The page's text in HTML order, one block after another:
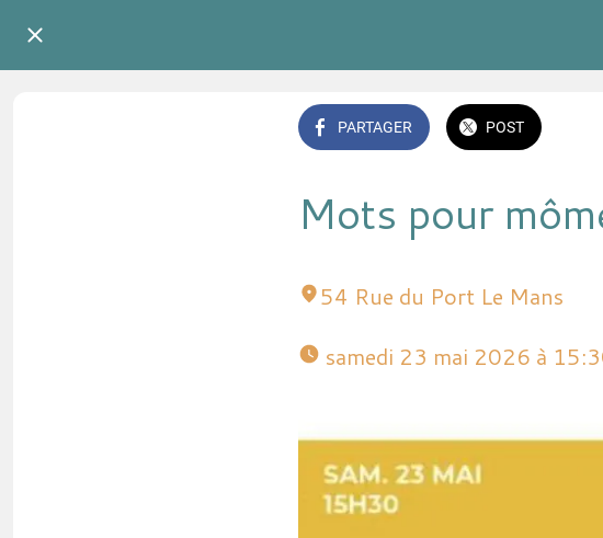
PARTAGER POST
Mots pour
54 Rue du Port Le Mans
samedi 23 mai 2026 à